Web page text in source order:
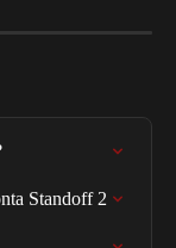
Standoff 2